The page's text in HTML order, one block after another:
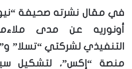
في مقال نشرته صحيفة
أونوريه عن مدى
التنفيذي لشركتي “تسلا”
منصة “إكس”، لتشكيل